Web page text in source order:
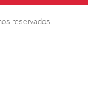
reservados.